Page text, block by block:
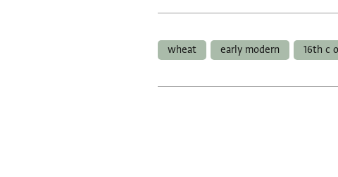
16th c
early modern
wheat